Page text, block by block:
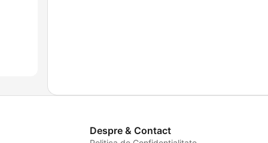
Despre & Contact